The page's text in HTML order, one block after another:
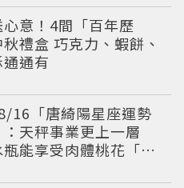
意！4間「百年歷
禮盒 巧克力、蝦餅、
通有
16「唐綺陽星座運勢
天秤事業更上一層
能享受肉體桃花「1